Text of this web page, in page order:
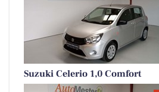
Suzuki Celerio 1,0 Comfort